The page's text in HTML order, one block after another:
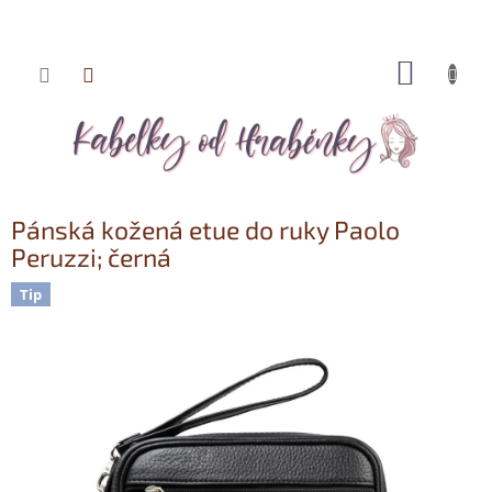
Přejít
Pánská kožená etue do ruky Paolo
Peruzzi; černá
Tip